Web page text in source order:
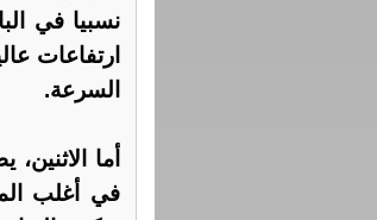
نسبيا في
ارتفاعات
السرعة.
أما
في أغلب